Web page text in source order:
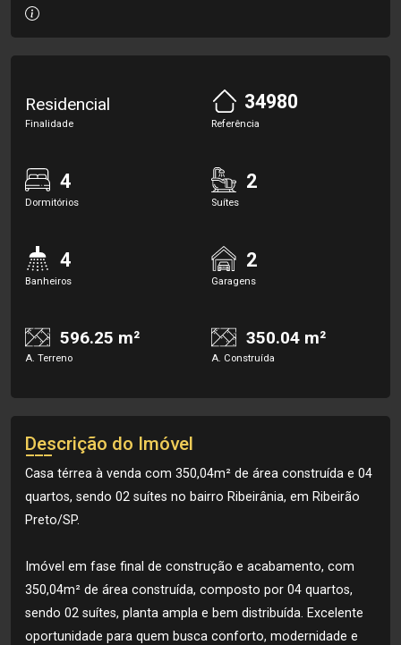
Residencial
Finalidade
34980
Referência
4
Dormitórios
2
Suítes
4
Banheiros
2
Garagens
596.25 m²
A. Terreno
350.04 m²
A. Construída
Descrição do Imóvel
Casa térrea à venda com 350,04m² de área construída e 04
quartos, sendo 02 suítes no bairro Ribeirânia, em Ribeirão
Preto/SP.
Imóvel em fase final de construção e acabamento, com
350,04m² de área construída, composto por 04 quartos,
sendo 02 suítes, planta ampla e bem distribuída. Excelente
oportunidade para quem busca conforto, modernidade e